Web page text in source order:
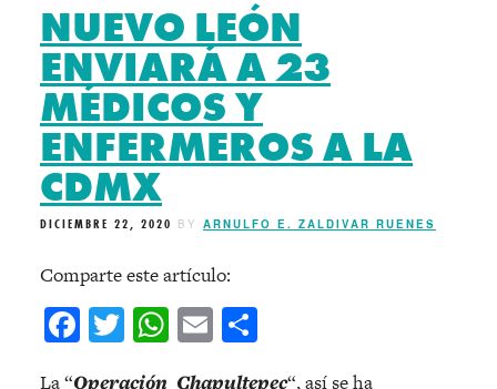
NUEVO LEÓN
ENVIARÁ A 23
MÉDICOS Y
ENFERMEROS A LA
CDMX
DICIEMBRE 22, 2020 BY ARNULFO E. ZALDIVAR RUENES
Comparte este artículo:
Facebook
Twitter
WhatsApp
Email
La “Operación Chapultepec“, así se ha